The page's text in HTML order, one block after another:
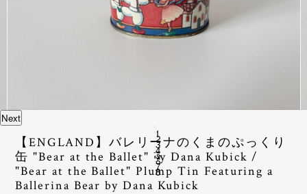
Next
1
2
3
4
5
6
7
8
【ENGLAND】バレリーナのくまのぷっくり
缶 "Bear at the Ballet" by Dana Kubick /
"Bear at the Ballet" Plump Tin Featuring a
Ballerina Bear by Dana Kubick